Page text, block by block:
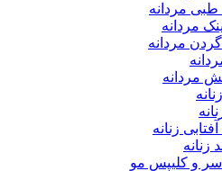
طبی مردانه
مردانه
مردانه
مردانه
زنانه
زنانه
سر و کلیپس مو